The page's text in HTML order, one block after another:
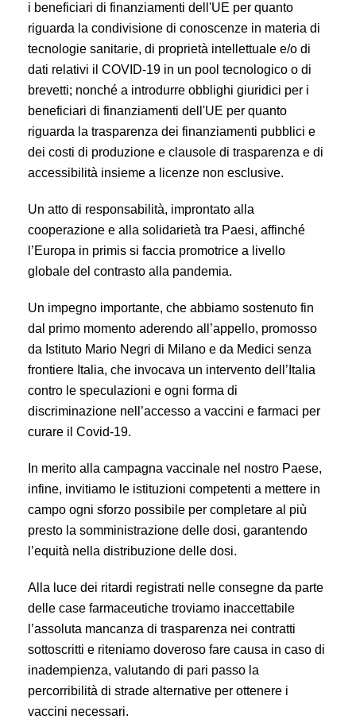
i beneficiari di finanziamenti dell'UE per quanto
riguarda la condivisione di conoscenze in materia di
tecnologie sanitarie, di proprietà intellettuale e/o di
dati relativi il COVID-19 in un pool tecnologico o di
brevetti; nonché a introdurre obblighi giuridici per i
beneficiari di finanziamenti dell'UE per quanto
riguarda la trasparenza dei finanziamenti pubblici e
dei costi di produzione e clausole di trasparenza e di
accessibilità insieme a licenze non esclusive.
Un atto di responsabilità, improntato alla
cooperazione e alla solidarietà tra Paesi, affinché
l’Europa in primis si faccia promotrice a livello
globale del contrasto alla pandemia.
Un impegno importante, che abbiamo sostenuto fin
dal primo momento aderendo all’appello, promosso
da Istituto Mario Negri di Milano e da Medici senza
frontiere Italia, che invocava un intervento dell’Italia
contro le speculazioni e ogni forma di
discriminazione nell’accesso a vaccini e farmaci per
curare il Covid-19.
In merito alla campagna vaccinale nel nostro Paese,
infine, invitiamo le istituzioni competenti a mettere in
campo ogni sforzo possibile per completare al più
presto la somministrazione delle dosi, garantendo
l’equità nella distribuzione delle dosi.
Alla luce dei ritardi registrati nelle consegne da parte
delle case farmaceutiche troviamo inaccettabile
l’assoluta mancanza di trasparenza nei contratti
sottoscritti e riteniamo doveroso fare causa in caso di
inadempienza, valutando di pari passo la
percorribilità di strade alternative per ottenere i
vaccini necessari.